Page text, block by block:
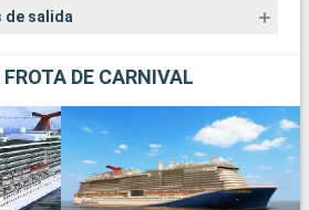
de salida
DE CARNIVAL